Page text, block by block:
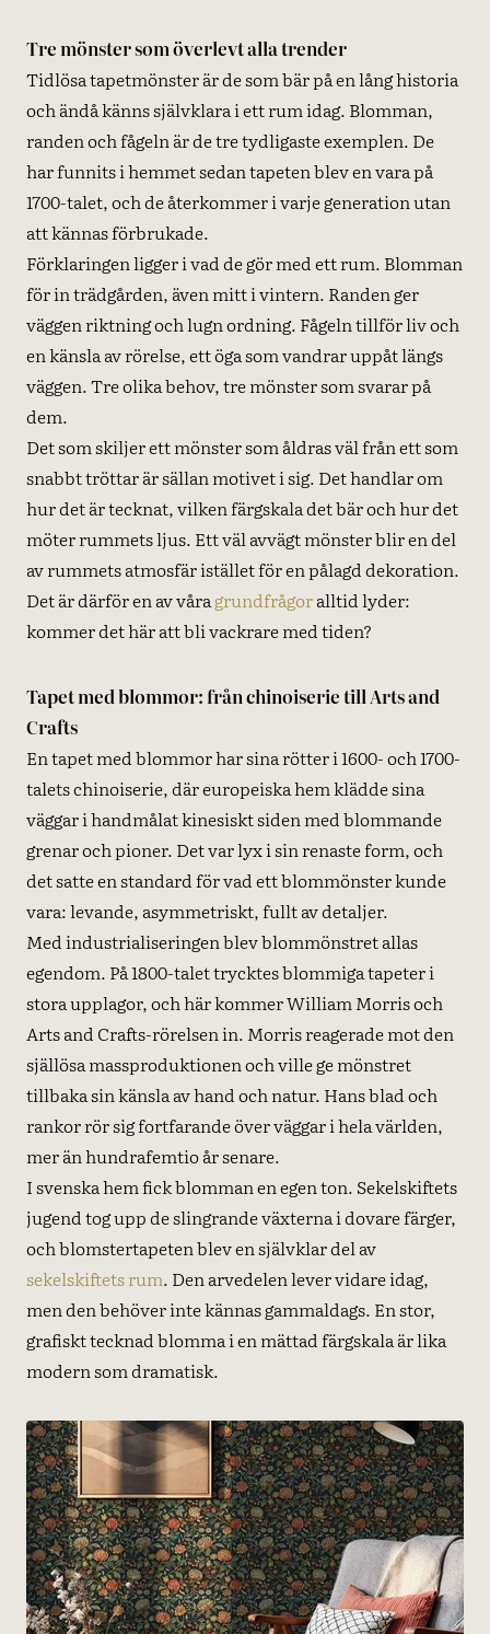
Tre mönster som överlevt alla trender
Tidlösa tapetmönster är de som bär på en lång historia
och ändå känns självklara i ett rum idag. Blomman,
randen och fågeln är de tre tydligaste exemplen. De
har funnits i hemmet sedan tapeten blev en vara på
1700-talet, och de återkommer i varje generation utan
att kännas förbrukade.
Förklaringen ligger i vad de gör med ett rum. Blomman
för in trädgården, även mitt i vintern. Randen ger
väggen riktning och lugn ordning. Fågeln tillför liv och
en känsla av rörelse, ett öga som vandrar uppåt längs
väggen. Tre olika behov, tre mönster som svarar på
dem.
Det som skiljer ett mönster som åldras väl från ett som
snabbt tröttar är sällan motivet i sig. Det handlar om
hur det är tecknat, vilken färgskala det bär och hur det
möter rummets ljus. Ett väl avvägt mönster blir en del
av rummets atmosfär istället för en pålagd dekoration.
Det är därför en av våragrundfrågoralltid lyder:
kommer det här att bli vackrare med tiden?
Tapet med blommor: från chinoiserie till Arts and
Crafts
En tapet med blommor har sina rötter i 1600- och 1700-
talets chinoiserie, där europeiska hem klädde sina
väggar i handmålat kinesiskt siden med blommande
grenar och pioner. Det var lyx i sin renaste form, och
det satte en standard för vad ett blommönster kunde
vara: levande, asymmetriskt, fullt av detaljer.
Med industrialiseringen blev blommönstret allas
egendom. På 1800-talet trycktes blommiga tapeter i
stora upplagor, och här kommer William Morris och
Arts and Crafts-rörelsen in. Morris reagerade mot den
själlösa massproduktionen och ville ge mönstret
tillbaka sin känsla av hand och natur. Hans blad och
rankor rör sig fortfarande över väggar i hela världen,
mer än hundrafemtio år senare.
I svenska hem fick blomman en egen ton. Sekelskiftets
jugend tog upp de slingrande växterna i dovare färger,
och blomstertapeten blev en självklar del av
sekelskiftets rum. Den arvedelen lever vidare idag,
men den behöver inte kännas gammaldags. En stor,
grafiskt tecknad blomma i en mättad färgskala är lika
modern som dramatisk.